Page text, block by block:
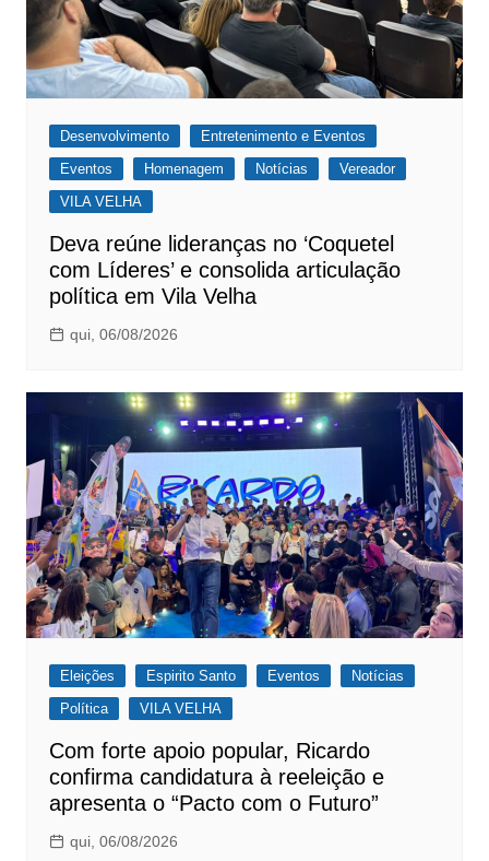
Desenvolvimento
Entretenimento e Eventos
Eventos
Homenagem Notícias
Vereador
VILA VELHA
Deva reúne lideranças no ‘Coquetel
com Líderes’ e consolida articulação
política em Vila Velha
qui, 06/08/2026
Eleições Espirito Santo Eventos
Notícias
Política
VILA VELHA
Com forte apoio popular, Ricardo
confirma candidatura à reeleição e
apresenta o “Pacto com o Futuro”
qui, 06/08/2026